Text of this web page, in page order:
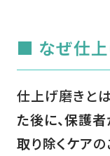
■ なぜ仕上
仕上げ磨きとは
た後に、保護
取り除くケアの